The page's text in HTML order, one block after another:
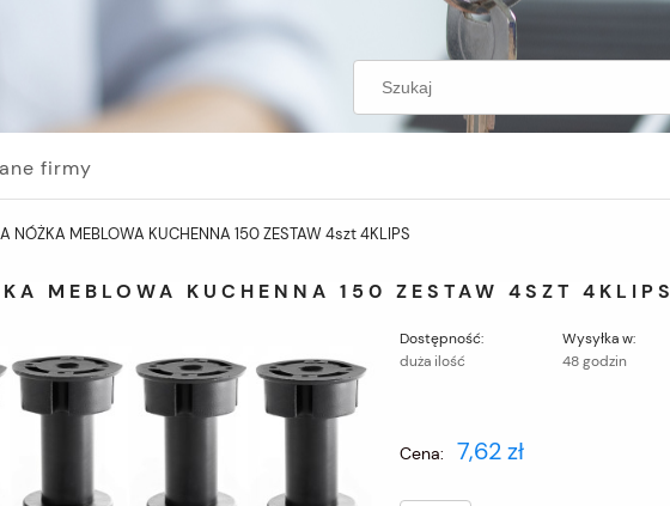
firmy
NÓŻKA MEBLOWA KUCHENNA 150 ZESTAW 4szt 4KLIPS
MEBLOWA KUCHENNA 150 ZESTAW 4SZT 4KLIPS
Dostępność:
duża ilość
Wysyłka w:
48 godzin
Cena: 7,62 zł